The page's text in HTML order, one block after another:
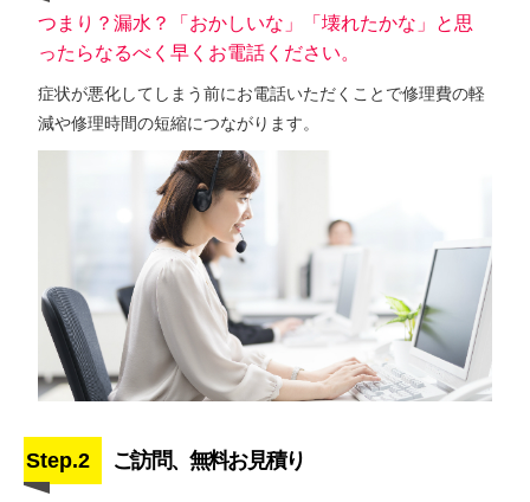
つまり？漏水？「おかしいな」「壊れたかな」と思
ったらなるべく早くお電話ください。
症状が悪化してしまう前にお電話いただくことで修理費の軽
減や修理時間の短縮につながります。
Step.2 ご訪問、無料お見積り